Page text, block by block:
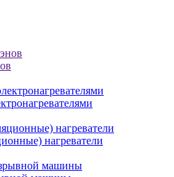
нагреватели